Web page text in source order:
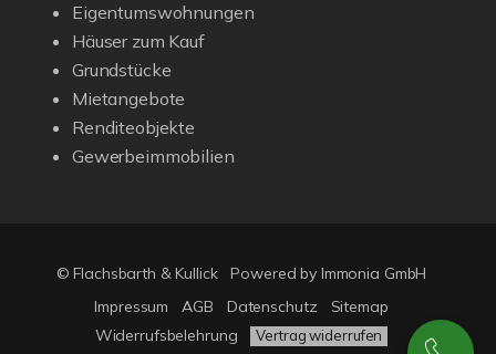
Eigentumswohnungen
Häuser zum Kauf
Grundstücke
Mietangebote
Renditeobjekte
Gewerbeimmobilien
© Flachsbarth & Kullick Powered by Immonia GmbH
Impressum
AGB Datenschutz
Sitemap
Widerrufsbelehrung
Vertrag widerrufen